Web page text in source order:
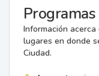
Información
lugares en donde
Ciudad.